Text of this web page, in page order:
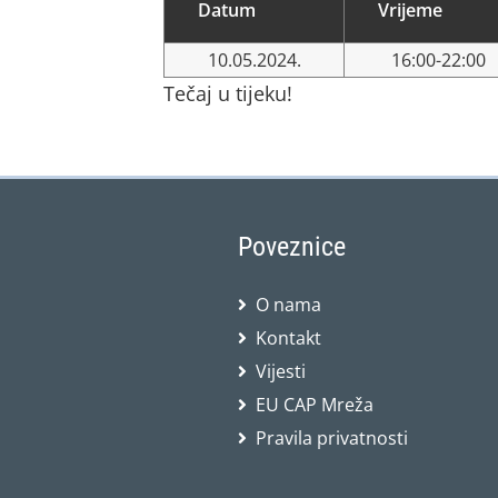
Datum Vrijeme
10.05.2024. 16:00-22:00
Tečaj u tijeku!
Poveznice
O nama
Kontakt
Vijesti
EU CAP Mreža
Pravila privatnosti